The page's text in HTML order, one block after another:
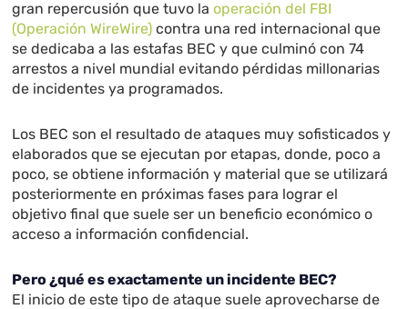
gran repercusión que tuvo laoperación del FBI
(Operación WireWire) contra una red internacional que
se dedicaba a las estafas BEC y que culminó con 74
arrestos a nivel mundial evitando pérdidas millonarias
de incidentes ya programados.
Los BEC son el resultado de ataques muy sofisticados y
elaborados que se ejecutan por etapas, donde, poco a
poco, se obtiene información y material que se utilizará
posteriormente en próximas fases para lograr el
objetivo final que suele ser un beneficio económico o
acceso a información confidencial.
Pero ¿qué es exactamente un incidente BEC?
El inicio de este tipo de ataque suele aprovecharse de